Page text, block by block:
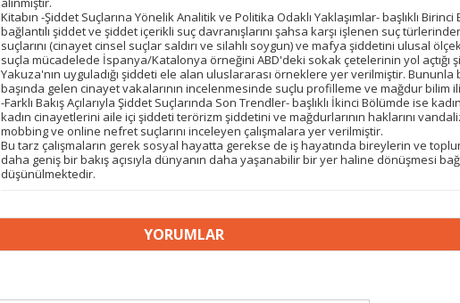
Kitabın -Şiddet Suçlarına Yönelik Analitik ve Politika Odaklı Yaklaşımlar- başlıklı Birinci
bağlantılı şiddet ve şiddet içerikli suç davranışlarını şahsa karşı işlenen suç
suçlarını (cinayet cinsel suçlar saldırı ve silahlı soygun) ve mafya şiddetini ulusal
suçla mücadelede İspanya/Katalonya örneğini ABD'deki sokak çetelerinin yol açtığı
Yakuza'nın uyguladığı şiddeti ele alan uluslararası örneklere yer verilmiştir. Bununla
başında gelen cinayet vakalarının incelenmesinde suçlu profilleme ve mağdur bilim
-Farklı Bakış Açılarıyla Şiddet Suçlarında Son Trendler- başlıklı İkinci Bölümde ise
kadın cinayetlerini aile içi şiddeti terörizm şiddetini ve mağdurlarının haklarını
mobbing ve online nefret suçlarını inceleyen çalışmalara yer verilmiştir.
Bu tarz çalışmaların gerek sosyal hayatta gerekse de iş hayatında bireylerin ve
daha geniş bir bakış açısıyla dünyanın daha yaşanabilir bir yer haline dönüşmesi
düşünülmektedir.
YORUMLAR